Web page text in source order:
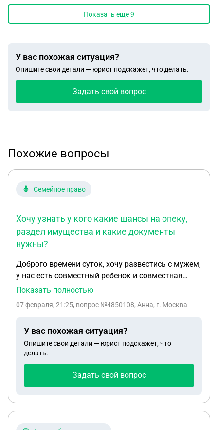
Показать еще9
У вас похожая ситуация?
Опишите свои детали — юрист подскажет, что делать.
Задать свой вопрос
Похожие вопросы
Семейное право
Хочу узнать у кого какие шансы на опеку,
раздел имущества и какие документы
нужны?
Доброго времени суток, хочу развестись с мужем,
у нас есть совместный ребенок и совместная
квартира, хочу узнать как будут обстоять дела с
официально, муж военно обязанный, на данный
нужно три года, и потом по распределению 5 лет,
в сентябре 2025 он поступил. Находимся мы в
разных регионах России, за восемь месяцев
ребенок его толком не знает, долго ребенок с
Хочу узнать у кого какие шансы на опеку, раздел
момент, знаю что дают месяц на раздумья, так
Показать полностью
07 февраля, 21:25, вопрос №4850108, Анна, г. Москва
У вас похожая ситуация?
Опишите свои детали — юрист подскажет, что
делать.
Задать свой вопрос